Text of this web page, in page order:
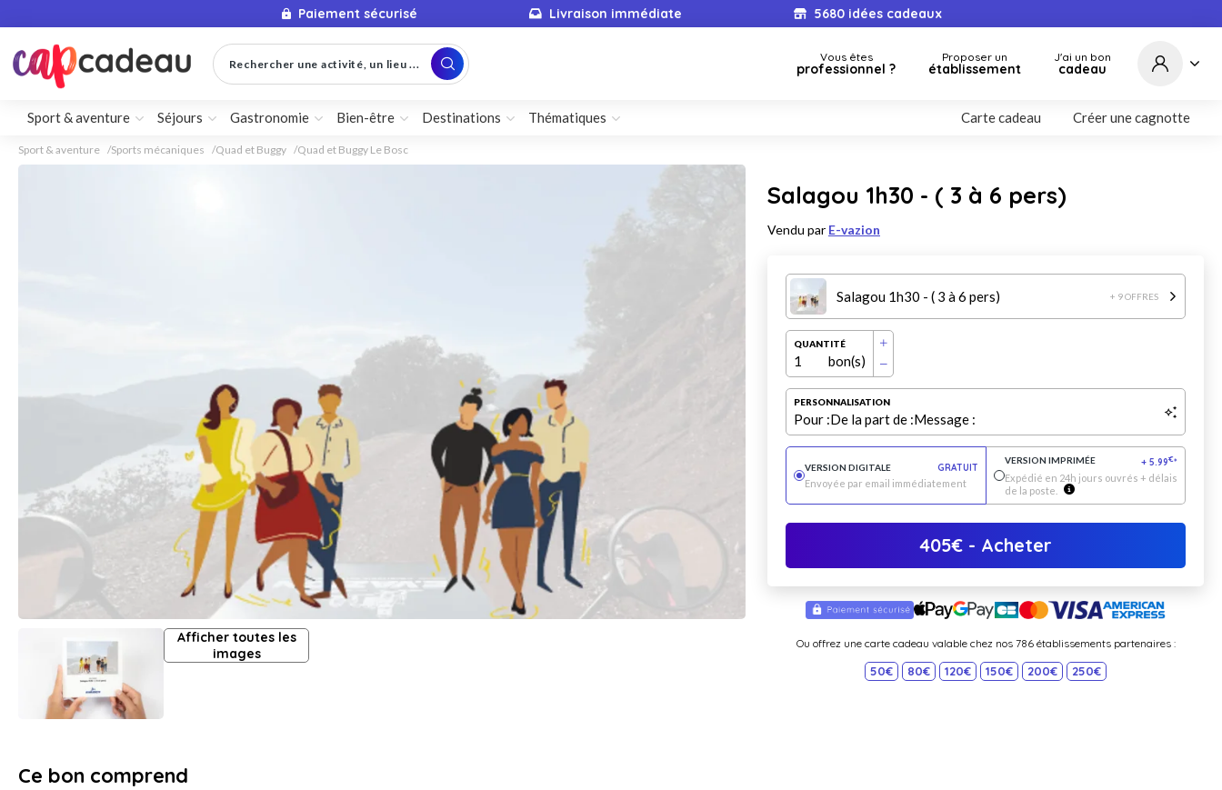
Paiement sécurisé Livraison immédiate 5680idées cadeaux
Rechercher une activité, un lieu ... Vous êtes
professionnel ?
Proposer un
établissement
J'ai un bon
cadeau
Sport & aventure Séjours Gastronomie Bien-être Destinations Thématiques Carte cadeau Créer une cagnotte
Sport & aventure Sports mécaniques Quad et Buggy Quad et Buggy Le Bosc
Afficher toutes les
images
Salagou 1h30 - ( 3 à 6 pers)
Vendu par E-vazion
Salagou 1h30 - ( 3 à 6 pers) + 9 OFFRES
QUANTITÉ
1 bon(s)
PERSONNALISATION
Pour :De la part de :Message :
VERSION DIGITALE
GRATUIT
Envoyée par email immédiatement
VERSION IMPRIMÉE + 5.99€*
Expédié en 24h jours ouvrés + délais
de la poste.
405€ - Acheter
Ou offrez une carte cadeau valable chez nos 786 établissements partenaires :
50€ 80€ 120€ 150€ 200€ 250€
Ce bon comprend